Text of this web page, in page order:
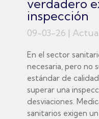
verdadero
inspección
09-03-26 |
En el sector
necesaria, pero no
estándar de
superar una
desviaciones.
sanitarios exigen